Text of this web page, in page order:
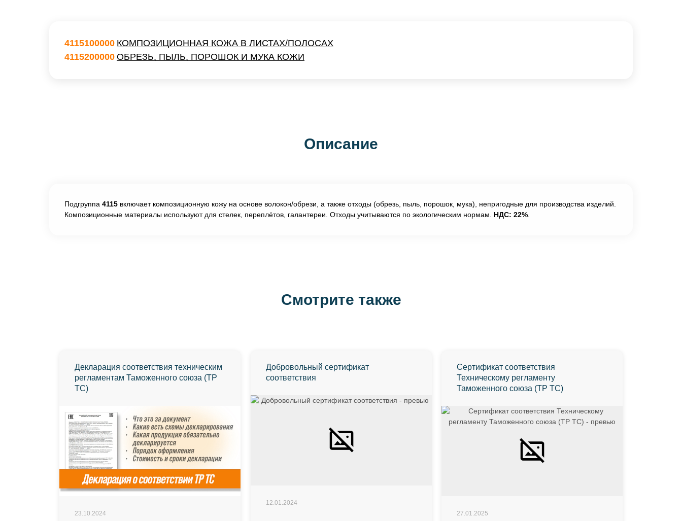
4115100000 КОМПОЗИЦИОННАЯ КОЖА В ЛИСТАХ/ПОЛОСАХ
4115200000 ОБРЕЗЬ, ПЫЛЬ, ПОРОШОК И МУКА КОЖИ
Описание
Подгруппа 4115 включает композиционную кожу на основе волокон/обрези, а также отходы (обрезь, пыль, порошок, мука), непригодные для производства изделий.
Композиционные материалы используют для стелек, переплётов, галантереи. Отходы учитываются по экологическим нормам. НДС: 22%
Смотрите также
Декларация соответствия техническим
регламентам Таможенного союза (ТР
ТС)
23.10.2024
Добровольный сертификат
соответствия
12.01.2024
Сертификат соответствия
Техническому регламенту
Таможенного союза (ТР ТС)
27.01.2025